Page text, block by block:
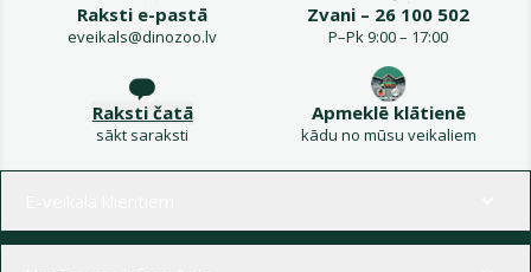
Raksti e-pastā
eveikals@dinozoo.lv
Zvani – 26 100 502
P–Pk 9:00 – 17:00
Raksti čatā
sākt saraksti
Apmeklē klātienē
kādu no mūsu veikaliem